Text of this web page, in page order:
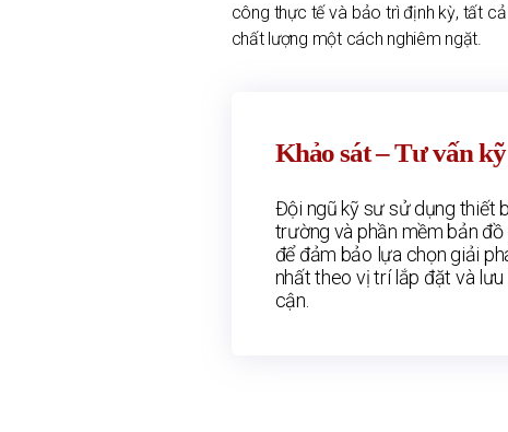
công thực tế và bảo trì định kỳ, tất
chất lượng một cách nghiêm ngặt.
Khảo sát – Tư vấn
Đội ngũ kỹ sư sử dụng thiết
trường và phần mềm bản đồ
để đảm bảo lựa chọn giải
nhất theo vị trí lắp đặt và
cận.